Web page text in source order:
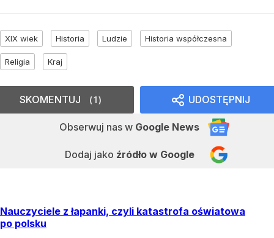
XIX wiek Historia Ludzie Historia współczesna
Religia Kraj
UDOSTĘPNIJ
Obserwuj nas w Google News
Dodaj jako źródło w Google
SKOMENTUJ 1
Nauczyciele z łapanki, czyli katastrofa oświatowa
po polsku